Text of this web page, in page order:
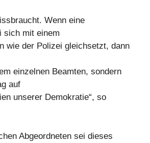
Wenn eine
sich mit einem
wie der Polizei gleichsetzt, dann
einzelnen Beamten, sondern
auf
unserer Demokratie“, so
Abgeordneten sei dieses